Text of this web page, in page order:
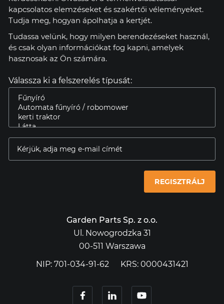
kapcsolatos elemzéseket és szakértői véleményeket.
Tudja meg, hogyan ápolhatja a kertjét.
Tudassa velünk, hogy milyen berendezéseket használ,
és csak olyan információkat fog kapni, amelyek
hasznosak az Ön számára.
Válassza ki a felszerelés típusát:
REGISZTRÁLJ
Garden Parts Sp. z o.o.
Ul. Nowogrodzka 31
00-511 Warszawa
NIP: 701-034-91-62
KRS: 0000431421